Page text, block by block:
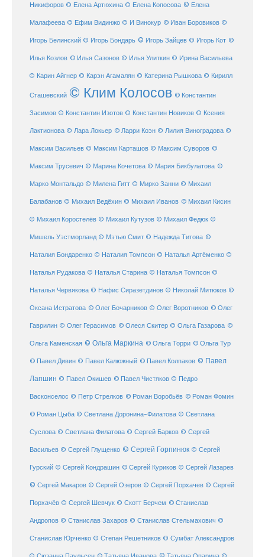
Никифоров © Елена Артюхина © Елена Копосова © Елена
Малафеева © Ефим Видинжо © И Винокур © Иван Боровиков ©
Игорь Белинский © Игорь Бондарь © Игорь Зайцев © Игорь Кот ©
Илья Козлов © Илья Сазонов © Илья Улиткин © Ирина Васильева
© Карин Айгнер © Карэн Агамалян © Катерина Рышкова © Кирилл
Сташевский © Клим Колосов © Константин
Засимов © Константин Изотов © Константин Новиков © Ксения
Лактионова © Лара Локьер © Ларри Коэн © Лилия Виноградова ©
Максим Васильев © Максим Карташов © Максим Суворов ©
Максим Трусевич © Марина Кочетова © Мария Бикбулатова ©
Марко Монтальдо © Милена Гитт © Мирко Занни © Михаил
Балабанов © Михаил Ведёхин © Михаил Иванов © Михаил Кисин
© Михаил Коростелёв © Михаил Кутузов © Михаил Федюк ©
Мишель Уэстморланд © Мэтью Смит © Надежда Титова ©
Наталия Бондаренко © Наталия Томпсон © Наталья Артёменко ©
Наталья Рудакова © Наталья Старина © Наталья Томпсон ©
Наталья Червякова © Нафис Сиразетдинов © Николай Митюков ©
Оксана Истратова © Олег Бочарников © Олег Воротников © Олег
Гаврилин © Олег Герасимов © Олеся Скитер © Ольга Газарова ©
Ольга Каменская © Ольга Маркина © Ольга Торри © Ольга Тур
© Павел Дивин © Павел Калюжный © Павел Колпаков © Павел
Лапшин © Павел Окишев © Павел Чистяков © Педро
Васконселос © Петр Стрелков © Роман Воробьёв © Роман Фомин
© Роман Цыба © Светлана Доронина-Филатова © Светлана
Суслова © Светлана Филатова © Сергей Барков © Сергей
Васильев © Сергей Глущенко © Сергей Горпинюк © Сергей
Гурский © Сергей Кондрашин © Сергей Куриков © Сергей Лазарев
© Сергей Макаров © Сергей Озеров © Сергей Порхачев © Сергей
Порхачёв © Сергей Шевчук © Скотт Берчем © Станислав
Андропов © Станислав Захаров © Станислав Стельмахович ©
Станислав Юрченко © Степан Решетников © Сумбат Александров